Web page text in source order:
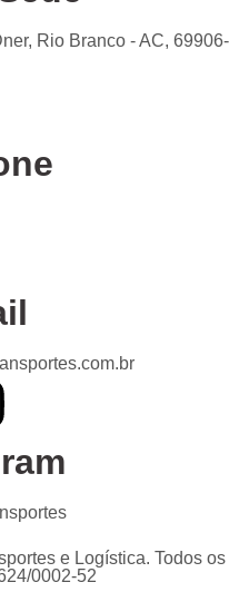
Rio Branco - AC, 69906-
e Logística. Todos os
0002-52